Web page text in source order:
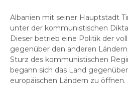
Albanien mit seiner Hauptstadt
unter der kommunistischen
Dieser betrieb eine Politik der
gegenüber den anderen
Sturz des kommunistischen
begann sich das Land
europäischen Ländern zu öffnen.